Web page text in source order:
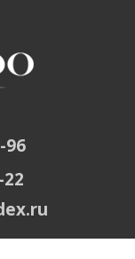
96